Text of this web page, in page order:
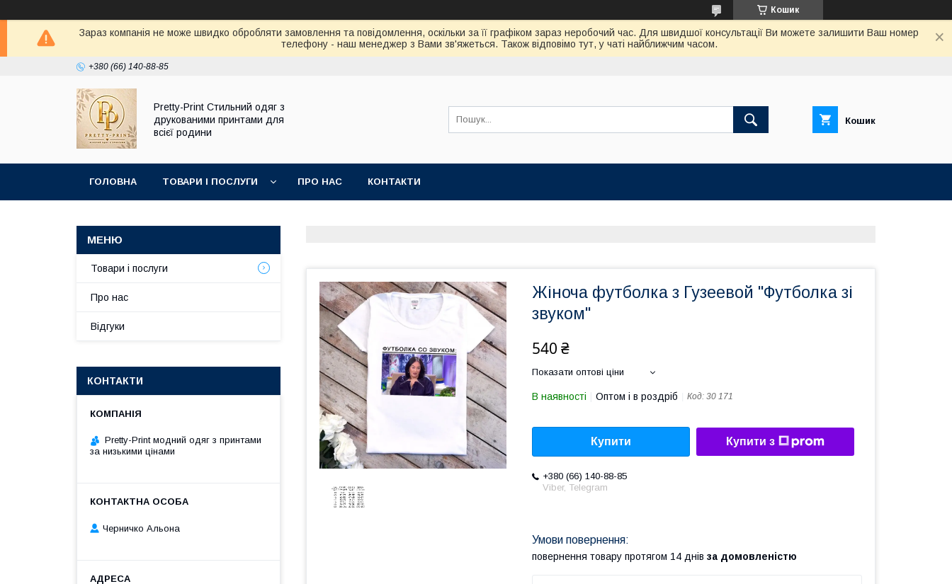
Кошик
Зараз компанія не може швидко обробляти замовлення та повідомлення, оскільки за її графіком зараз неробочий час. Для швидшої консультації Ви можете залишити Ваш номер
телефону - наш менеджер з Вами зв'яжеться. Також відповімо тут, у чаті найближчим часом.
+380 (66) 140-88-85
Pretty-Print Стильний одяг з
друкованими принтами для
всієї родини
Кошик
ГОЛОВНА ТОВАРИ І ПОСЛУГИ ПРО НАС КОНТАКТИ
Жіноча футболка з Гузеевой "Футболка зі
звуком"
540 ₴
Показати оптові ціни
В наявності Оптом і в роздріб Код: 30 171
Купити Купити з
+380 (66) 140-88-85
Viber, Telegram
повернення товару протягом 14 днів за домовленістю
Товари і послуги
Про нас
Відгуки
КОНТАКТИ
Pretty-Print модний одяг з принтами
за низькими цінами
Черничко Альона